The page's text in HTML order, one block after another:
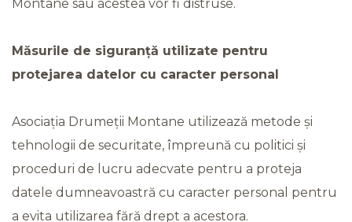
Montane sau acestea vor fi distruse.
Măsurile de siguranță utilizate pentru
protejarea datelor cu caracter personal
Asociația Drumeții Montane utilizează metode și
tehnologii de securitate, împreună cu politici și
proceduri de lucru adecvate pentru a proteja
datele dumneavoastră cu caracter personal pentru
a evita utilizarea fără drept a acestora.